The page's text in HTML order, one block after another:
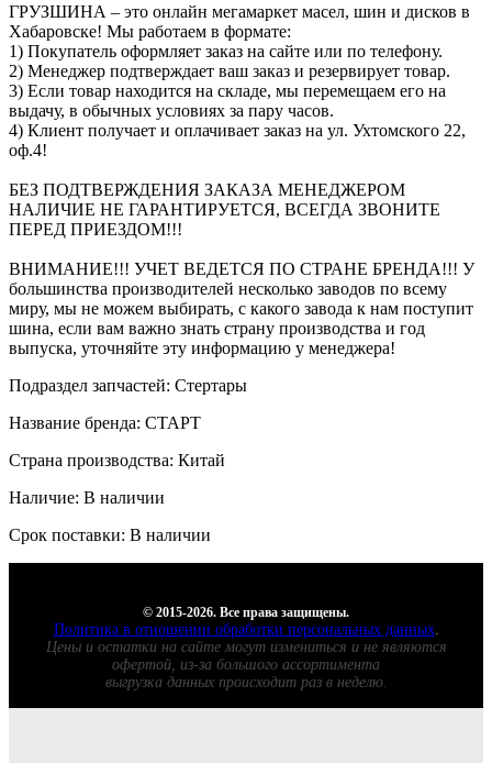
ГРУЗШИНА – это онлайн мегамаркет масел, шин и дисков в
Хабаровске! Мы работаем в формате:
1) Покупатель оформляет заказ на сайте или по телефону.
2) Менеджер подтверждает ваш заказ и резервирует товар.
3) Если товар находится на складе, мы перемещаем его на
выдачу, в обычных условиях за пару часов.
4) Клиент получает и оплачивает заказ на ул. Ухтомского 22,
оф.4!
БЕЗ ПОДТВЕРЖДЕНИЯ ЗАКАЗА МЕНЕДЖЕРОМ
НАЛИЧИЕ НЕ ГАРАНТИРУЕТСЯ, ВСЕГДА ЗВОНИТЕ
ПЕРЕД ПРИЕЗДОМ!!!
ВНИМАНИЕ!!! УЧЕТ ВЕДЕТСЯ ПО СТРАНЕ БРЕНДА!!! У
большинства производителей несколько заводов по всему
миру, мы не можем выбирать, с какого завода к нам поступит
шина, если вам важно знать страну производства и год
выпуска, уточняйте эту информацию у менеджера!
Подраздел запчастей: Стертары
Название бренда: СТАРТ
Страна производства: Китай
Наличие: В наличии
Срок поставки: В наличии
© 2015-2026. Все права защищены.
Политика в отношении обработки персональных данных.
Цены и остатки на сайте могут измениться и не являются
офертой, из-за большого ассортимента
выгрузка данных происходит раз в неделю.